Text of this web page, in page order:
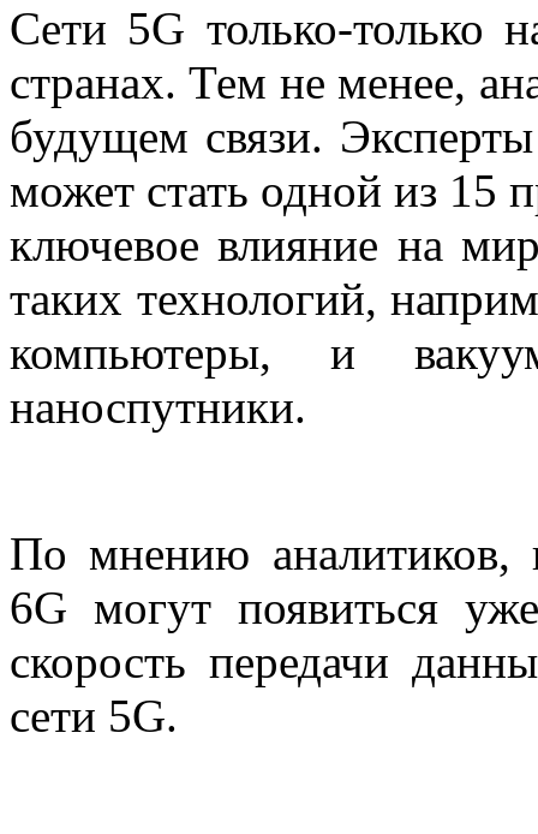
Сети 5G только-только
странах. Тем не менее,
будущем связи.
может стать одной из 15
ключевое влияние на
таких технологий,
компьютеры, и
наноспутники.
По мнению аналитиков,
6G могут появиться
скорость передачи
сети 5G.